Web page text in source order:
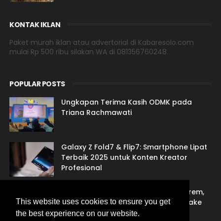
This website uses cookies to ensure you get
the best experience on our website.
KONTAK IKLAN
Paket murah iklan atau advertorial di Kabaresolo.com
mulai Rp 500 ribu silakan WA di 081356760248.
POPULAR POSTS
Ungkapan Terima Kasih ODMK pada
Triana Rachmawati
Galaxy Z Fold7 & Flip7: Smartphone Lipat
Terbaik 2025 untuk Konten Kreator
Profesional
Jasa Sulih Suara Jawa: Suarane Marem,
Gandem Nengsemake lan Nentremake